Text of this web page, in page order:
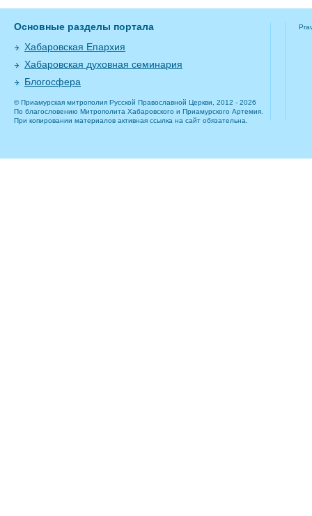
Основные разделы портала
Хабаровская Епархия
Хабаровская духовная семинария
Блогосфера
© Приамурская митрополия Русской Православной Церкви, 2012 - 2026
По благословению Митрополита Хабаровского и Приамурского Артемия.
При копировании материалов активная ссылка на сайт обязательна.